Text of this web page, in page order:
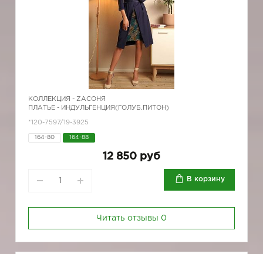
КОЛЛЕКЦИЯ - ZAСОНЯ
ПЛАТЬЕ - ИНДУЛЬГЕНЦИЯ(ГОЛУБ.ПИТОН)
*120-7597/19-3925
164-80 164-88
12 850 руб
В корзину
Читать отзывы 0